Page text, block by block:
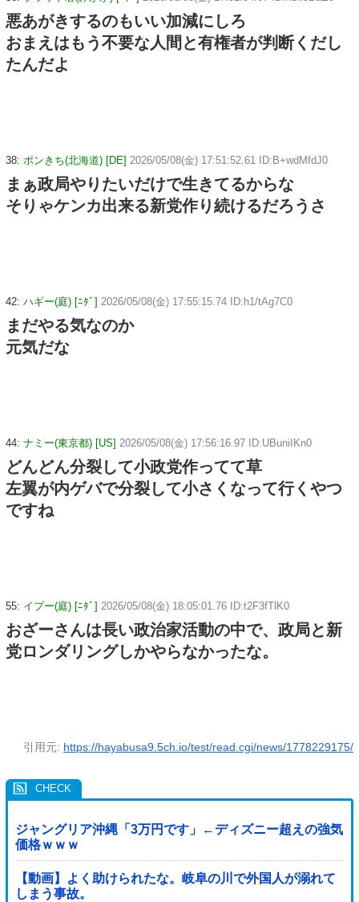
悪あがきするのもいい加減にしろ
おまえはもう不要な人間と有権者が判断くだし
たんだよ
38: ポンきち(北海道) [DE] 2026/05/08(金) 17:51:52.61 ID:B+wdMfdJ0
まぁ政局やりたいだけで生きてるからな
そりゃケンカ出来る新党作り続けるだろうさ
42: ハギー(庭) [ﾆﾀﾞ] 2026/05/08(金) 17:55:15.74 ID:h1/tAg7C0
まだやる気なのか
元気だな
44: ナミー(東京都) [US] 2026/05/08(金) 17:56:16.97 ID:UBuniIKn0
どんどん分裂して小政党作ってて草
左翼が内ゲバで分裂して小さくなって行くやつ
ですね
55: イプー(庭) [ﾆﾀﾞ] 2026/05/08(金) 18:05:01.76 ID:t2F3fTlK0
おざーさんは長い政治家活動の中で、政局と新
党ロンダリングしかやらなかったな。
引用元: https://hayabusa9.5ch.io/test/read.cgi/news/1778229175/
ジャングリア沖縄「3万円です」←ディズニー超えの強気
価格ｗｗｗ
【動画】よく助けられたな。岐阜の川で外国人が溺れて
しまう事故。